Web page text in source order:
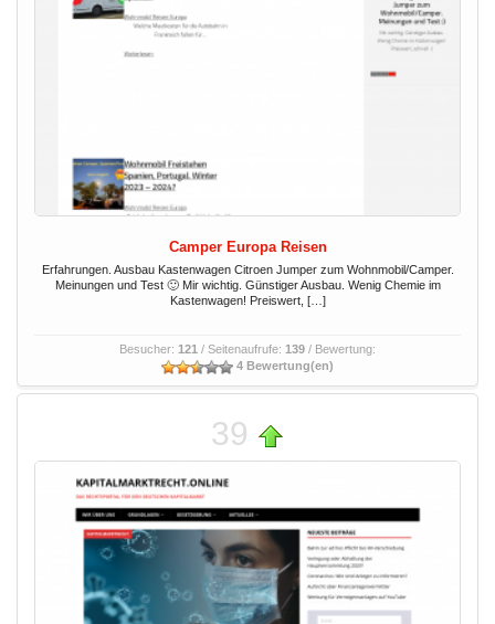
Camper Europa Reisen
Erfahrungen. Ausbau Kastenwagen Citroen Jumper zum Wohnmobil/Camper.
Meinungen und Test 🙂 Mir wichtig. Günstiger Ausbau. Wenig Chemie im
Kastenwagen! Preiswert, […]
Besucher: 121 / Seitenaufrufe: 139 / Bewertung:
4 Bewertung(en)
39